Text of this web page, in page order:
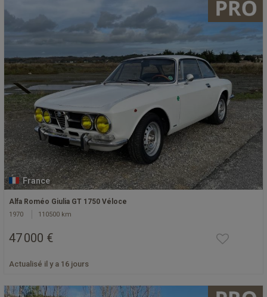
France
Alfa Roméo Giulia GT 1750 Véloce
1970 110500 km
47 000 €
Actualisé il y a 16 jours